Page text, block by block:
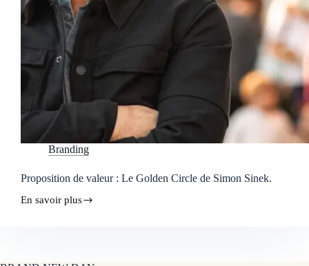
Branding
Proposition de valeur : Le Golden Circle de Simon Sinek.
En savoir plus
Proposition
Golden